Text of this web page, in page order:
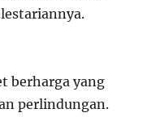
berharga yang
perlindungan.